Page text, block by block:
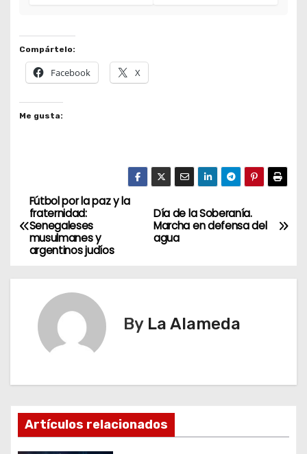
Compártelo:
Facebook X
Me gusta:
N
a
c
i
ó
Día de la Soberanía.
Marcha en defensa del
agua
Fútbol por la paz y la
fraternidad:
Senegaleses
musulmanes y
argentinos judíos
By La Alameda
Artículos relacionados